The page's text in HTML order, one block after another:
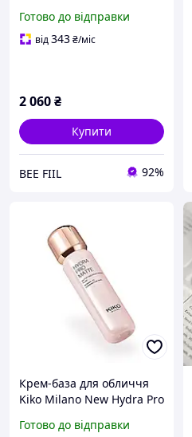
депіляції для обличчя, 15
мл
Готово до відправки
від343₴/міс
2 060₴
Купити
BEE FIIL 92%
Крем-база для обличчя
Kiko Milano New Hydra Pro
Готово до відправки